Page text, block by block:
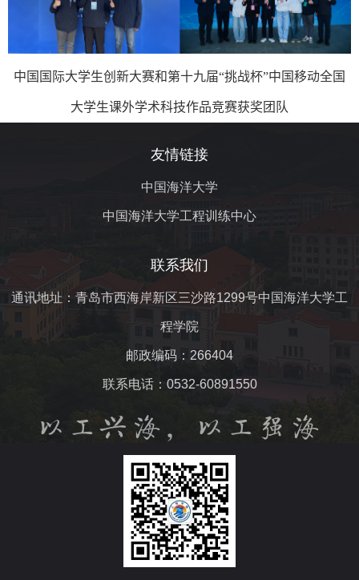
中国国际大学生创新大赛和第十九届“挑战杯”中国移动全国
大学生课外学术科技作品竞赛获奖团队
友情链接
中国海洋大学
中国海洋大学工程训练中心
联系我们
通讯地址：青岛市西海岸新区三沙路1299号中国海洋大学工
程学院
邮政编码：266404
联系电话：0532-60891550